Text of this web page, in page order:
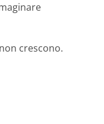
crescono.